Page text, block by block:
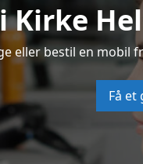
Kirke
eller bestil en
Få